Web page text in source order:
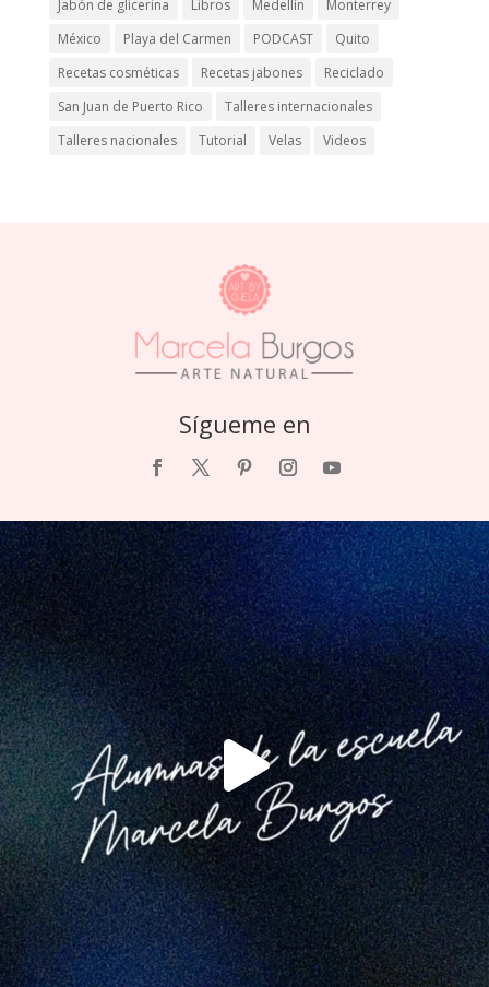
Jabón de glicerina Libros Medellín
Monterrey
México
Playa del Carmen PODCAST
Quito
Recetas cosméticas
Recetas jabones
Reciclado
San Juan de Puerto Rico
Talleres internacionales
Talleres nacionales
Tutorial Velas Videos
Sígueme en